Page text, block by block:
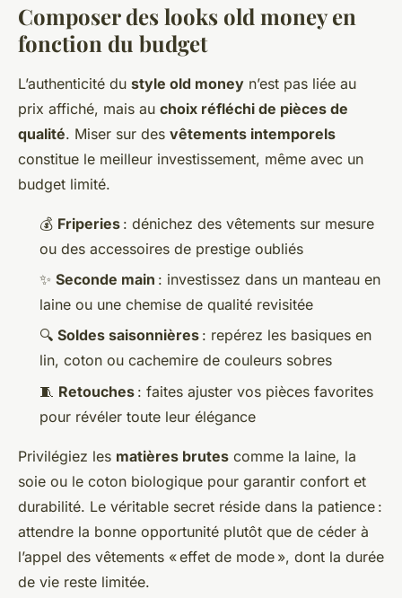
Composer des looks old money en
fonction du budget
L’authenticité du style old money n’est pas liée au
prix affiché, mais au choix réfléchi de pièces de
qualité. Miser sur des vêtements intemporels
constitue le meilleur investissement, même avec un
budget limité.
💰 Friperies : dénichez des vêtements sur mesure
ou des accessoires de prestige oubliés
✨ Seconde main : investissez dans un manteau en
laine ou une chemise de qualité revisitée
🔍 Soldes saisonnières : repérez les basiques en
lin, coton ou cachemire de couleurs sobres
🧵 Retouches : faites ajuster vos pièces favorites
pour révéler toute leur élégance
Privilégiez les matières brutes comme la laine, la
soie ou le coton biologique pour garantir confort et
durabilité. Le véritable secret réside dans la patience :
attendre la bonne opportunité plutôt que de céder à
l’appel des vêtements « effet de mode », dont la durée
de vie reste limitée.